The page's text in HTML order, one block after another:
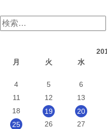
検
索:
月
火 水
4
5 6
11
12 13
18
19 20
25
26 27